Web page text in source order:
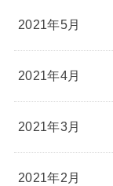
2021年5月
2021年4月
2021年3月
2021年2月